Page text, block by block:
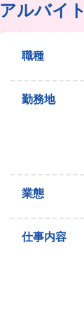
アルバイ
職種
勤務地
業態
仕事内容